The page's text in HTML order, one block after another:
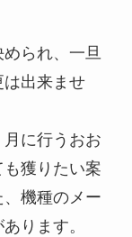
られ、一旦
出来ませ
に行うおお
獲りたい案
機種のメー
ります。